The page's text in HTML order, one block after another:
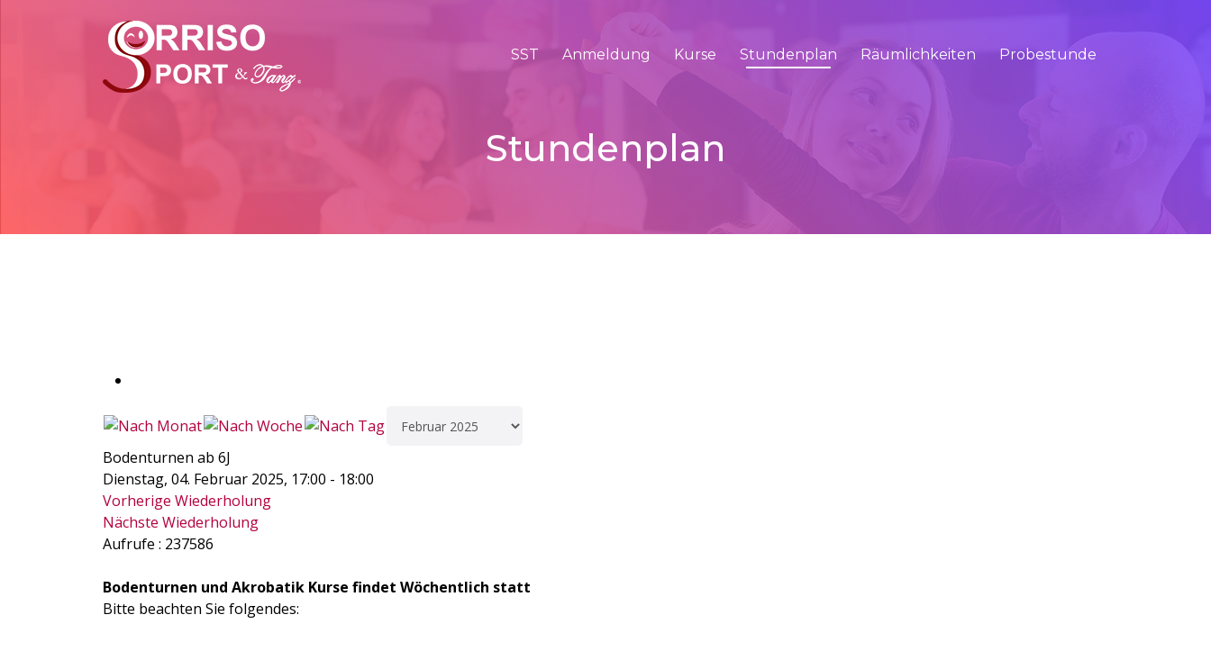
SST Anmeldung Kurse Stundenplan Räumlichkeiten Probestunde
Stundenplan
Bodenturnen ab 6J
Dienstag, 04. Februar 2025, 17:00 - 18:00
Vorherige Wiederholung
Nächste Wiederholung
Aufrufe : 237586
Bodenturnen und Akrobatik Kurse findet Wöchentlich statt
Bitte beachten Sie folgendes: